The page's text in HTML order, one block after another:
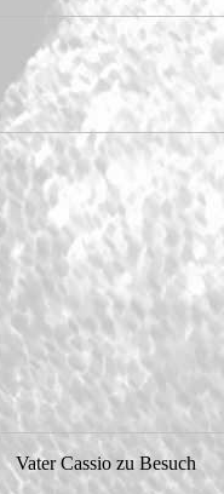
Vater Cassio zu Besuch